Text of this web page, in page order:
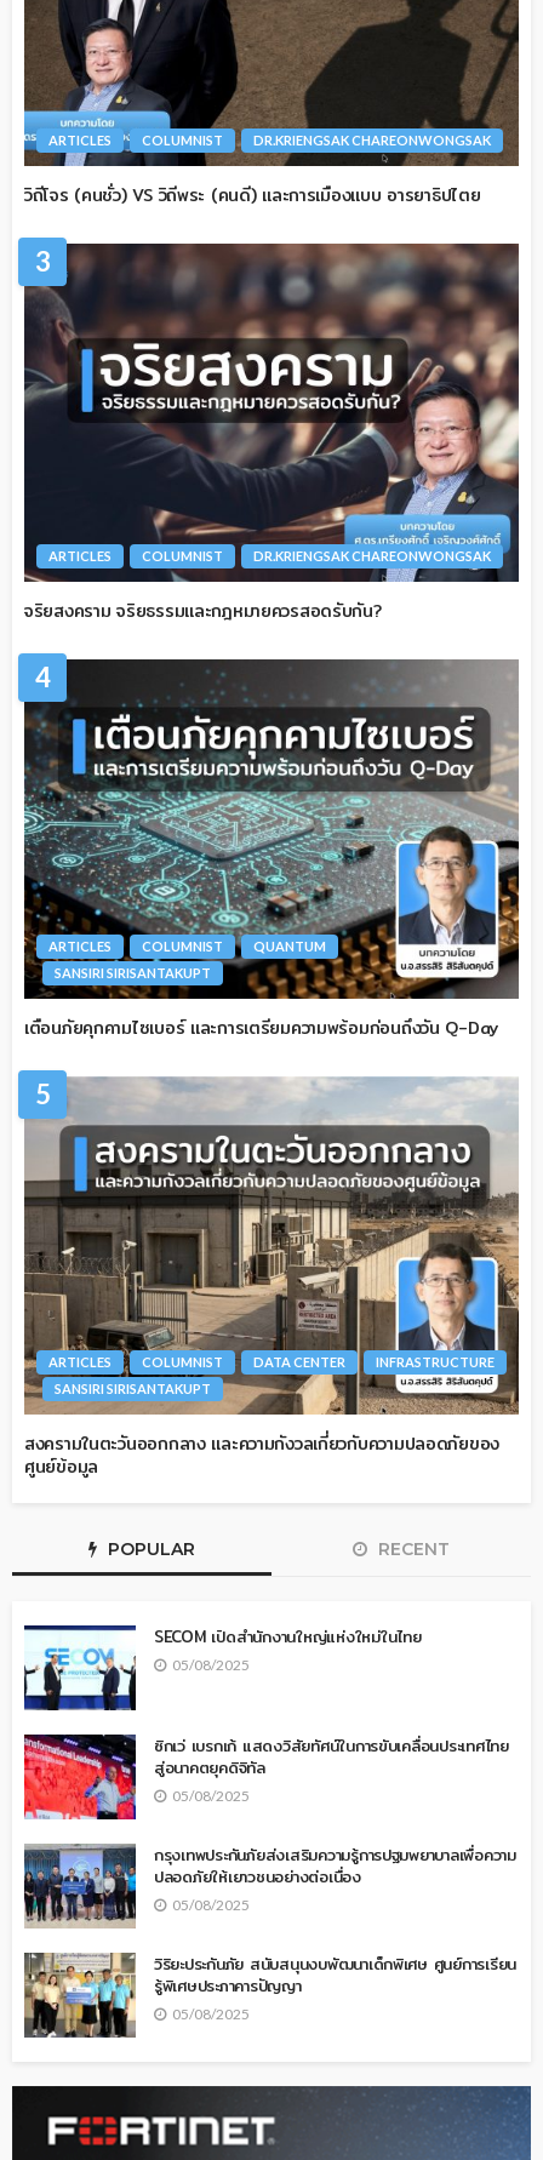
ARTICLES COLUMNIST DR.KRIENGSAK CHAREONWONGSAK
วิถีโจร (คนชั่ว) VS วิถีพระ (คนดี) และการเมืองแบบ อารยาธิปไตย
3
ARTICLES COLUMNIST DR.KRIENGSAK CHAREONWONGSAK
จริยสงคราม จริยธรรมและกฎหมายควรสอดรับกัน?
4
ARTICLES COLUMNIST
QUANTUM
SANSIRI SIRISANTAKUPT
เตือนภัยคุกคามไซเบอร์ และการเตรียมความพร้อมก่อนถึงวัน Q-Day
5
ARTICLES COLUMNIST DATA CENTER
INFRASTRUCTURE
SANSIRI SIRISANTAKUPT
สงครามในตะวันออกกลาง และความกังวลเกี่ยวกับความปลอดภัยของ
ศูนย์ข้อมูล
POPULAR RECENT
SECOM เปิดสำนักงานใหญ่แห่งใหม่ในไทย
05/08/2025
ซิกเว่ เบรกเก้ แสดงวิสัยทัศน์ในการขับเคลื่อนประเทศไทย
สู่อนาคตยุคดิจิทัล
05/08/2025
กรุงเทพประกันภัยส่งเสริมความรู้การปฐมพยาบาลเพื่อความ
ปลอดภัยให้เยาวชนอย่างต่อเนื่อง
05/08/2025
วิริยะประกันภัย สนับสนุนงบพัฒนาเด็กพิเศษ ศูนย์การเรียน
รู้พิเศษประภาคารปัญญา
05/08/2025